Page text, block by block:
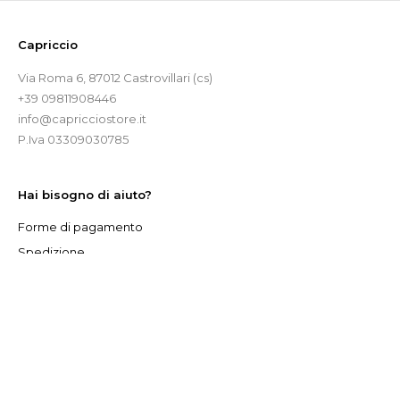
Capriccio
Via Roma 6, 87012 Castrovillari (cs)
+39 09811908446
info@capricciostore.it
P.Iva 03309030785
Hai bisogno di aiuto?
Forme di pagamento
Spedizione